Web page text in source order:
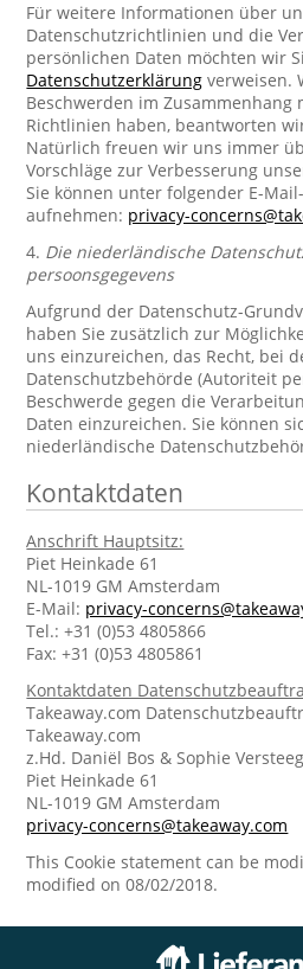
Für weitere Informationen über
Datenschutzrichtlinien und die
persönlichen Daten möchten wir
Datenschutzerklärung verweisen.
Beschwerden im Zusammenhang
Richtlinien haben, beantworten
Natürlich freuen wir uns immer
Vorschläge zur Verbesserung
Sie können unter folgender E-
aufnehmen: privacy-
4. Die niederländische
persoonsgegevens
Aufgrund der Datenschutz-
haben Sie zusätzlich zur
uns einzureichen, das Recht, bei
Datenschutzbehörde (Autoriteit
Beschwerde gegen die
Daten einzureichen. Sie können
niederländische
Kontaktdaten
Anschrift Hauptsitz:
Piet Heinkade 61
NL-1019 GM Amsterdam
E-Mail: privacy-
Tel.: +31 (0)53 4805866
Fax: +31 (0)53 4805861
Kontaktdaten
Takeaway.com
Takeaway.com
z.Hd. Daniël Bos & Sophie
Piet Heinkade 61
NL-1019 GM Amsterdam
privacy-concerns@takeaway.com
This Cookie statement can be
modified on 08/02/2018.